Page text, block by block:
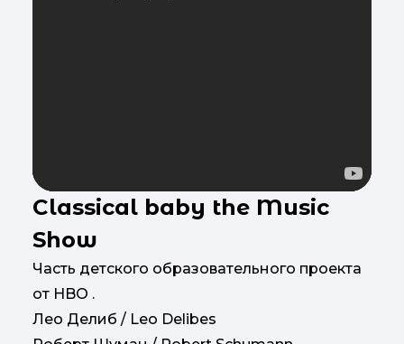
Classical baby the Music
Show
Часть детского образовательного проекта
от HBO .
Лео Делиб / Leo Delibes